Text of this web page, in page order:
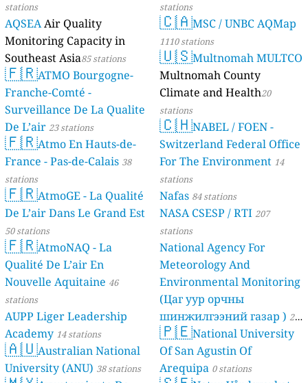
stations
AQSEAAir Quality
Monitoring Capacity in
Southeast Asia85 stations
🇫🇷ATMO Bourgogne-
Franche-Comté -
Surveillance De La Qualite
De L’air 23 stations
🇫🇷Atmo En Hauts-de-
France - Pas-de-Calais 38
stations
🇫🇷AtmoGE - La Qualité
De L’air Dans Le Grand Est
50 stations
🇫🇷AtmoNAQ - La
Qualité De L’air En
Nouvelle Aquitaine 46
stations
AUPP Liger Leadership
Academy 14 stations
🇦🇺Australian National
University (ANU) 38 stations
stations
🇨🇦MSC / UNBC AQMap
1110 stations
🇺🇸Multnomah MULTCO
Multnomah County
Climate and Health20
stations
🇨🇭NABEL / FOEN -
Switzerland Federal Office
For The Environment 14
stations
Nafas 84 stations
NASA CSESP / RTI 207
stations
National Agency For
Meteorology And
Environmental Monitoring
(Цаг уур орчны
шинжилгээний газар ) 21
stations
🇵🇪National University
Of San Agustin Of
Arequipa 0 stations